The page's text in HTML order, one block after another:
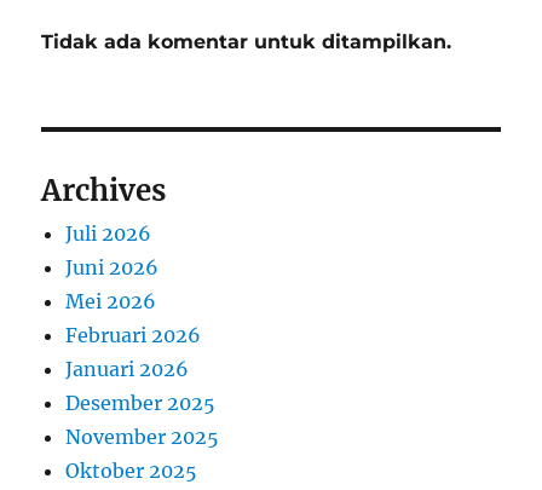
Tidak ada komentar untuk ditampilkan.
Archives
Juli 2026
Juni 2026
Mei 2026
Februari 2026
Januari 2026
Desember 2025
November 2025
Oktober 2025